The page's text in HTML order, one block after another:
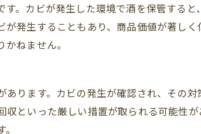
。カビが発生した環境で酒を保管する
発生することもあり、商品価値が著し
ねません。
ります。カビの発生が確認され、その
といった厳しい措置が取られる可能性